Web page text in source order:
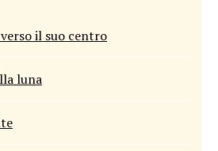
il suo centro
luna